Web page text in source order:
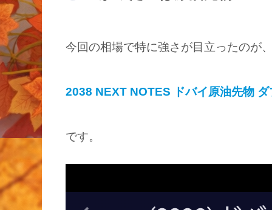
今回の相場で特に強さが目立ったのが
2038 NEXT NOTES ドバイ原油先物
です。